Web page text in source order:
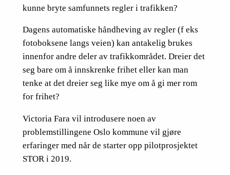
kunne bryte samfunnets regler i trafikken?
Dagens automatiske håndheving av regler (f eks
fotoboksene langs veien) kan antakelig brukes
innenfor andre deler av trafikkområdet. Dreier det
seg bare om å innskrenke frihet eller kan man
tenke at det dreier seg like mye om å gi mer rom
for frihet?
Victoria Fara vil introdusere noen av
problemstillingene Oslo kommune vil gjøre
erfaringer med når de starter opp pilotprosjektet
STOR i 2019.